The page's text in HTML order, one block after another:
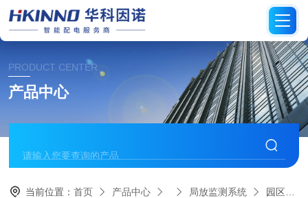
PRODUCT CENTER
产品中心
当前位置：首页 产品中心 局放监测系统 园区高压电缆局部放电在线监测系统-微耗